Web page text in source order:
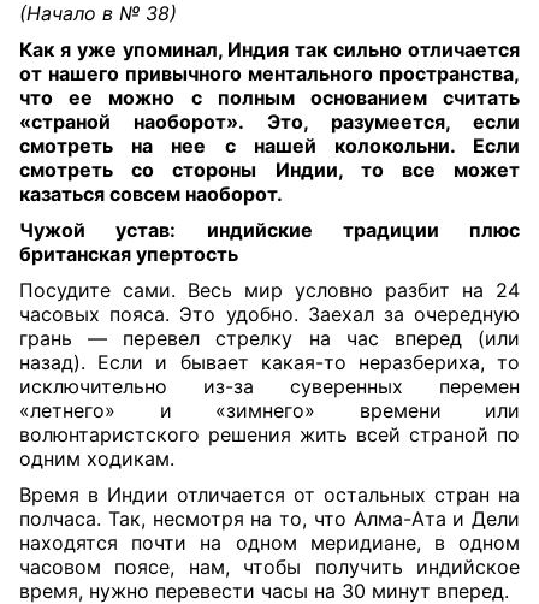
(Начало в № 38)
Как я уже упоминал, Индия так сильно отличается
от нашего привычного ментального пространства,
что ее можно с полным основанием считать
«страной наоборот». Это, разумеется, если
смотреть на нее с нашей колокольни. Если
смотреть со стороны Индии, то все может
казаться совсем наоборот.
Чужой устав: индийские традиции плюс
британская упертость
Посудите сами. Весь мир условно разбит на 24
часовых пояса. Это удобно. Заехал за очередную
грань — перевел стрелку на час вперед (или
назад). Если и бывает какая-то неразбериха, то
исключительно из-за суверенных перемен
«летнего» и «зимнего» времени или
волюнтаристского решения жить всей страной по
одним ходикам.
Время в Индии отличается от остальных стран на
полчаса. Так, несмотря на то, что Алма-Ата и Дели
находятся почти на одном меридиане, в одном
часовом поясе, нам, чтобы получить индийское
время, нужно перевести часы на 30 минут вперед.